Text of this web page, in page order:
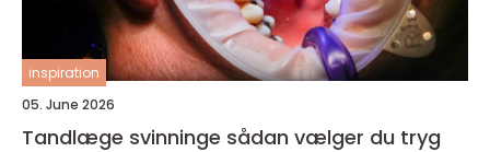
inspiration
05. June 2026
Tandlæge svinninge sådan vælger du tryg